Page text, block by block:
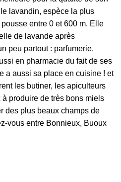
lavandin, espèce la plus
entre 0 et 600 m. Elle
de lavande après
peu partout : parfumerie,
en pharmacie du fait de ses
a aussi sa place en cuisine ! et
les butiner, les apiculteurs
produire de très bons miels
des plus beaux champs de
vous entre Bonnieux, Buoux